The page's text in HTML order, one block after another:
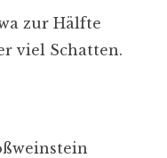
zur Hälfte
viel Schatten.